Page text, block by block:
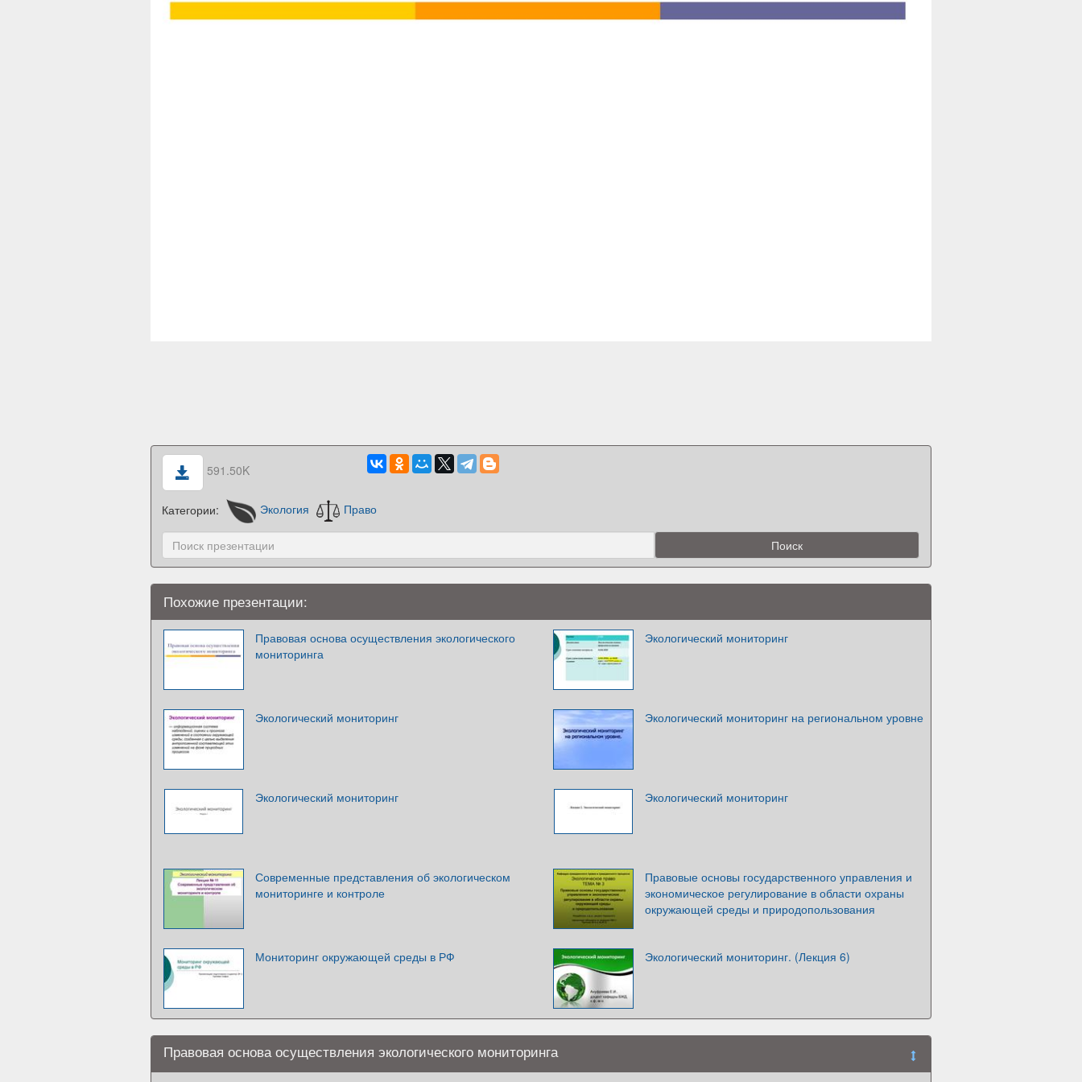
591.50K
Категории: Экология Право
Похожие презентации:
Правовая основа осуществления экологического
мониторинга
Экологический мониторинг
Экологический мониторинг Экологический мониторинг на региональном уровне
Экологический мониторинг Экологический мониторинг
Современные представления об экологическом
мониторинге и контроле
Правовые основы государственного управления и
экономическое регулирование в области охраны
окружающей среды и природопользования
Мониторинг окружающей среды в РФ Экологический мониторинг. (Лекция 6)
Правовая основа осуществления экологического мониторинга